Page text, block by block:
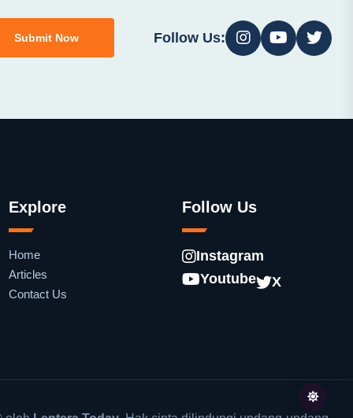
Submit Now Follow Us:
Explore
Home
Articles
Contact Us
Follow Us
Instagram
Youtube
X